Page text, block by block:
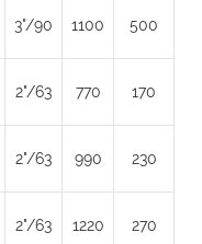
3"/90 1100 500
2"/63 770 170
2"/63 990 230
2"/63 1220 270